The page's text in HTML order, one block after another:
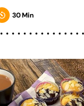
30 Min